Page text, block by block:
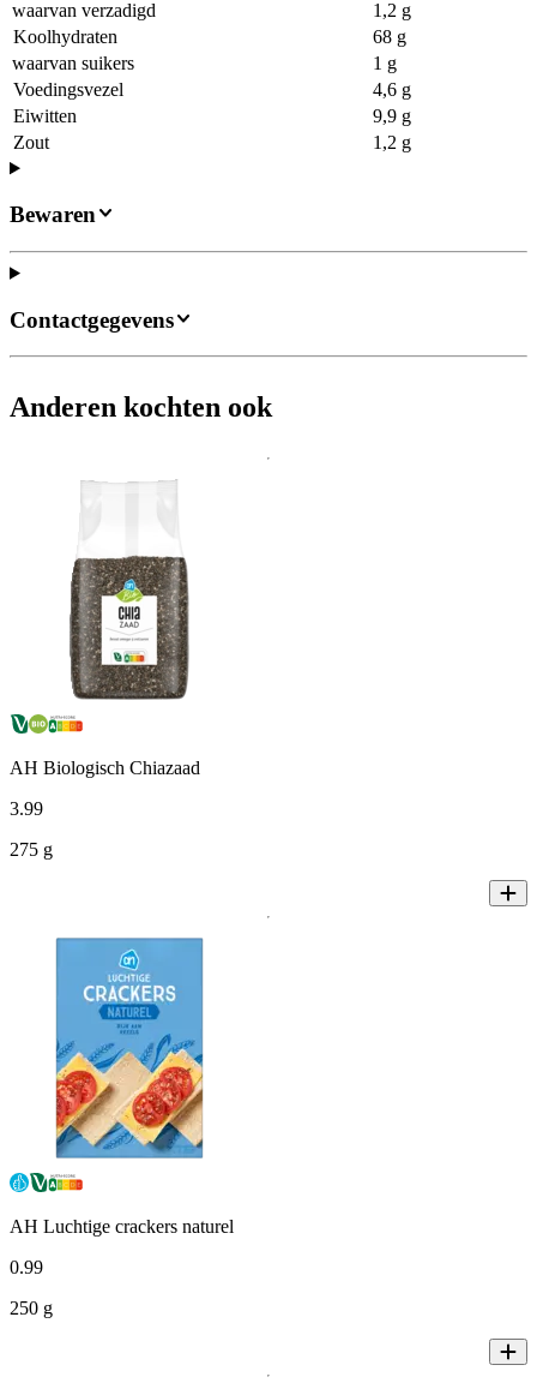
waarvan verzadigd
1,2 g
Koolhydraten
68 g
waarvan suikers
1 g
Voedingsvezel
4,6 g
Eiwitten
9,9 g
Zout
1,2 g
Bewaren
Contactgegevens
Anderen kochten ook
AH Biologisch Chiazaad
3.99
275 g
AH Luchtige crackers naturel
0.99
250 g